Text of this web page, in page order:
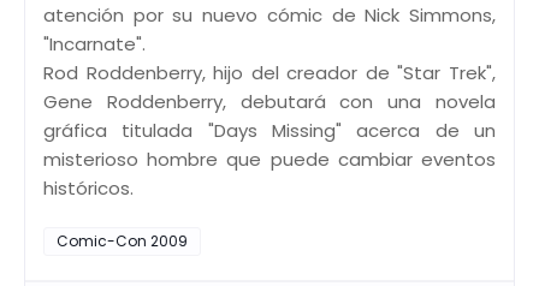
atención por su nuevo cómic de Nick Simmons,
"Incarnate".
Rod Roddenberry, hijo del creador de "Star Trek",
Gene Roddenberry, debutará con una novela
gráfica titulada "Days Missing" acerca de un
misterioso hombre que puede cambiar eventos
históricos.
Comic-Con 2009